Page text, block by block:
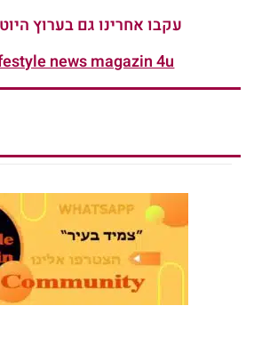
עקבו אחרינו גם בערוץ
news magazin 4u